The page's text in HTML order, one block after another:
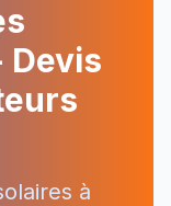
Devis
à